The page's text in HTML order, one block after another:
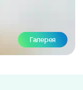
Галерея